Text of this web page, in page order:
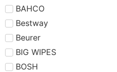
BAHCO
Bestway
Beurer
BIG WIPES
BOSH